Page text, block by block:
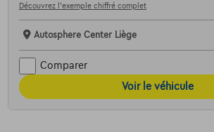
Découvrez l’exemple chiffré complet
Autosphere Center Liège
Comparer
Voir le véhicule